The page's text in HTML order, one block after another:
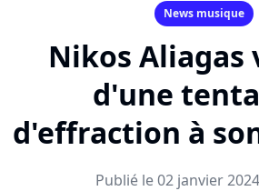
News musique
Nikos Aliagas
d'une
d'effraction à
Publié le 02 janvier